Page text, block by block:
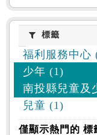
標籤標籤
福利服務中心
少年 (1)
南投縣兒童及
兒童 (1)
僅顯示熱門的 標